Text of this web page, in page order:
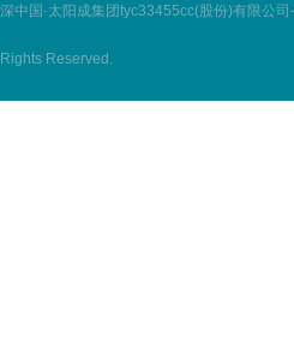
深中国·太阳成集团tyc33455cc(股份)有限
Rights Reserved.